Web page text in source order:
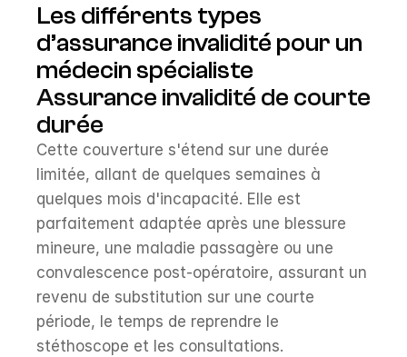
Les différents types
d’assurance invalidité pour un
médecin spécialiste
Assurance invalidité de courte
durée
Cette couverture s'étend sur une durée
limitée, allant de quelques semaines à
quelques mois d'incapacité. Elle est
parfaitement adaptée après une blessure
mineure, une maladie passagère ou une
convalescence post-opératoire, assurant un
revenu de substitution sur une courte
période, le temps de reprendre le
stéthoscope et les consultations.